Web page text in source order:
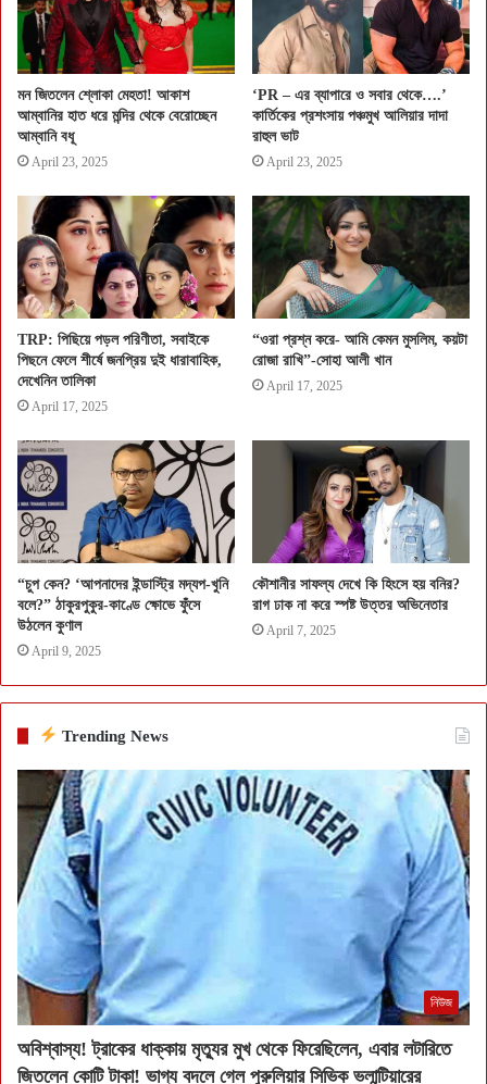
মন জিতলেন শ্লোকা মেহতা! আকাশ
আম্বানির হাত ধরে মন্দির থেকে বেরোচ্ছেন
আম্বানি বধূ
April 23, 2025
‘PR – এর ব্যাপারে ও সবার থেকে….’
কার্তিকের প্রশংসায় পঞ্চমুখ আলিয়ার দাদা
রাহুল ভাট
April 23, 2025
TRP: পিছিয়ে পড়ল পরিণীতা, সবাইকে
পিছনে ফেলে শীর্ষে জনপ্রিয় দুই ধারাবাহিক,
দেখেনিন তালিকা
April 17, 2025
“ওরা প্রশ্ন করে- আমি কেমন মুসলিম, কয়টা
রোজা রাখি”-সোহা আলী খান
April 17, 2025
“চুপ কেন? ‘আপনাদের ইন্ডাস্ট্রি মদ্যপ-খুনি
বলে?” ঠাকুরপুকুর-কাণ্ডে ক্ষোভে ফুঁসে
উঠলেন কুণাল
April 9, 2025
কৌশানীর সাফল্য দেখে কি হিংসে হয় বনির?
রাগ ঢাক না করে স্পষ্ট উত্তর অভিনেতার
April 7, 2025
Trending News
নিউজ
অবিশ্বাস্য! ট্রাকের ধাক্কায় মৃত্যুর মুখ থেকে ফিরেছিলেন, এবার লটারিতে
জিতলেন কোটি টাকা! ভাগ্য বদলে গেল পুরুলিয়ার সিভিক ভলান্টিয়ারের